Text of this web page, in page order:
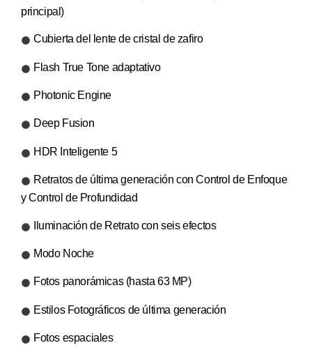
principal)
Cubierta del lente de cristal de zafiro
Flash True Tone adaptativo
Photonic Engine
Deep Fusion
HDR Inteligente 5
Retratos de última generación con Control de Enfoque
y Control de Profundidad
Iluminación de Retrato con seis efectos
Modo Noche
Fotos panorámicas (hasta 63 MP)
Estilos Fotográficos de última generación
Fotos espaciales